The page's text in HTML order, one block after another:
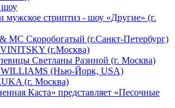
шоу
мужское стриптиз - шоу «Другие» (г.
МС Скоробогатый (г.Санкт-Петербург)
(г.Москва)
Светланы Разиной (г. Москва)
(Нью-Йорк, USA)
(г. Москва)
Каста» представляет «Песочные